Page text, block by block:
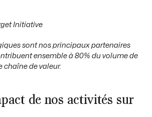
Initiative
sont nos principaux partenaires
ensemble à 80% du volume de
chaîne de valeur.
de nos activités sur